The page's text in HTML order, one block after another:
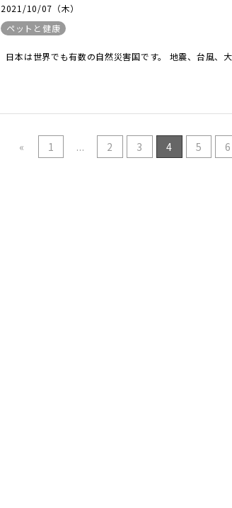
2021/10/07（木）
ペットと健康
日本は世界でも有数の自然災害国です。 地震、台風、
« 1 ... 2 3 4 5 6